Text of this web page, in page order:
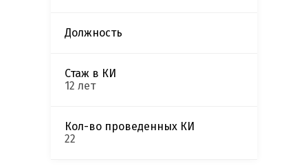
Должность
Стаж в КИ
12 лет
Кол-во проведенных КИ
22